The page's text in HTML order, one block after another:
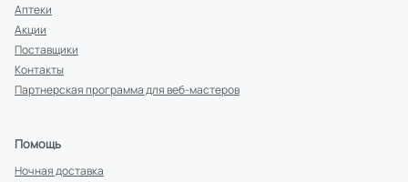
Аптеки
Акции
Поставщики
Контакты
Партнерская программа для веб-мастеров
Помощь
Ночная доставка